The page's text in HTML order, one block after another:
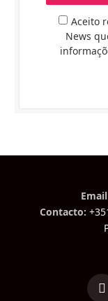
Aceito
News
Contacto: